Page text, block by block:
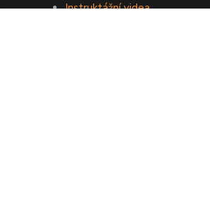
Instruktážní videa